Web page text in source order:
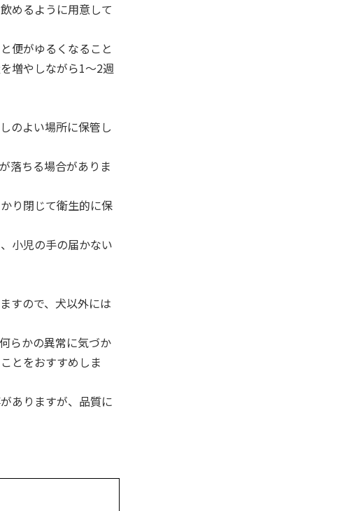
めるように用意して
便がゆるくなること
増やしながら1～2週
のよい場所に保管し
落ちる場合がありま
り閉じて衛生的に保
小児の手の届かない
すので、犬以外には
らかの異常に気づか
とをおすすめしま
ありますが、品質に